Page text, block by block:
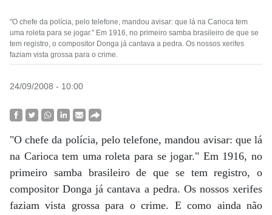
"O chefe da polícia, pelo telefone, mandou avisar: que lá na Carioca tem
uma roleta para se jogar." Em 1916, no primeiro samba brasileiro de que se
tem registro, o compositor Donga já cantava a pedra. Os nossos xerifes
faziam vista grossa para o crime.
24/09/2008 - 10:00
"O chefe da polícia, pelo telefone, mandou avisar: que lá
na Carioca tem uma roleta para se jogar." Em 1916, no
primeiro samba brasileiro de que se tem registro, o
compositor Donga já cantava a pedra. Os nossos xerifes
faziam vista grossa para o crime. E como ainda não